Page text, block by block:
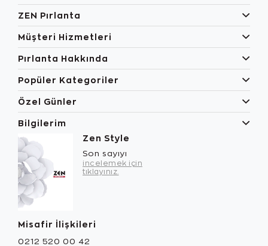
ZEN Pırlanta
Müşteri Hizmetleri
Pırlanta Hakkında
Popüler Kategoriler
Özel Günler
Bilgilerim
Zen Style
Son sayıyı
incelemek için
tıklayınız.
Misafir İlişkileri
0212 520 00 42